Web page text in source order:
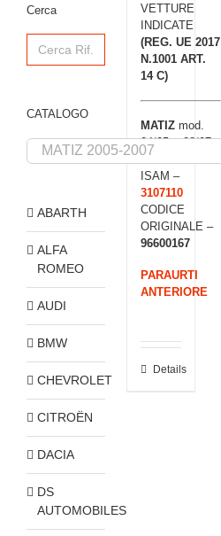
VETTURE
INDICATE
(REG. UE 2017
N.1001 ART.
14 C)
MATIZ mod.
04/05 > 08/07
CODICE
ISAM –
3107110
CODICE
ORIGINALE –
96600167
PARAURTI
ANTERIORE
Details
Cerca
Search
for:
CATALOGO
ABARTH
ALFA
ROMEO
AUDI
BMW
CHEVROLET
CITROËN
DACIA
DS
AUTOMOBILES